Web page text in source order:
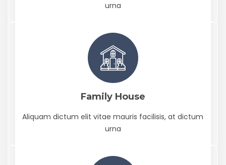
urna
Family House
Aliquam dictum elit vitae mauris facilisis, at dictum
urna